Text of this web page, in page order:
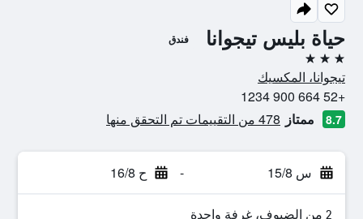
حياة بليس تيجوانا فندق
3 نجوم
تيجوانا، المكسيك
+52 664 900 1234
8.7 ممتاز 478 من التقييمات تم التحقق منها
س 15/8 - ح 16/8
2 من الضيوف، غرفة واحدة